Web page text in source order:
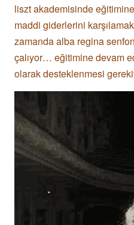
liszt akademisinde
maddi giderlerini
zamanda alba regina
çalıyor… eğitimine devam
olarak desteklenmesi